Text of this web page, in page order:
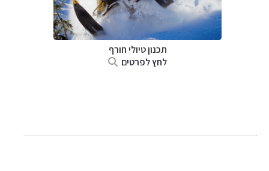
תכנון טיולי חורף
לחץ לפרטים